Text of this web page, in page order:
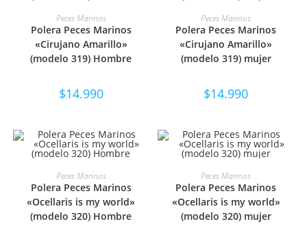
SELECCIONAR OPCIONES
Peces Marinos
Polera Peces Marinos
«Cirujano Amarillo»
(modelo 319) Hombre
$14.990
SELECCIONAR OPCIONES
Peces Marinos
Polera Peces Marinos
«Cirujano Amarillo»
(modelo 319) mujer
$14.990
SELECCIONAR OPCIONES
Peces Marinos
Polera Peces Marinos
«Ocellaris is my world»
(modelo 320) Hombre
SELECCIONAR OPCIONES
Peces Marinos
Polera Peces Marinos
«Ocellaris is my world»
(modelo 320) mujer